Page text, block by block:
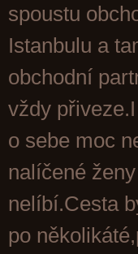
spoustu
Istanbulu a
obchodní
vždy
o sebe moc
nalíčené
nelíbí.Cesta
po